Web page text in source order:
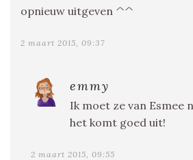
opnieuw uitgeven ^^
2 maart 2015, 09:37
emmy
Ik moet ze van Esmee
het komt goed uit!
2 maart 2015, 09:55